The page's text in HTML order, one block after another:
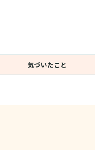
気づいたこと